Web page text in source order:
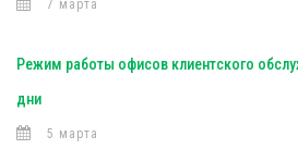
7 марта
Режим работы офисов клиентского
дни
5 марта